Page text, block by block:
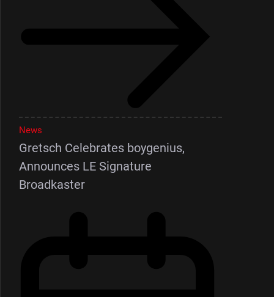
News
Gretsch Celebrates boygenius,
Announces LE Signature
Broadkaster